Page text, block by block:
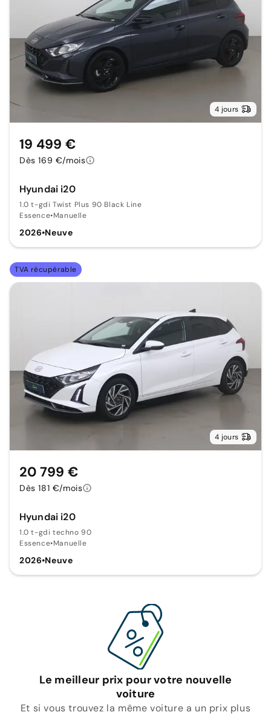
4 jours
Hyundai i20
1.0 t-gdi Twist Plus 90 Black Line
Essence•Manuelle
2026•Neuve
19 499 €
Dès 169 €/mois
TVA récupérable
4 jours
Hyundai i20
1.0 t-gdi techno 90
Essence•Manuelle
2026•Neuve
20 799 €
Dès 181 €/mois
Le meilleur prix pour votre nouvelle
voiture
Et si vous trouvez la même voiture a un prix plus